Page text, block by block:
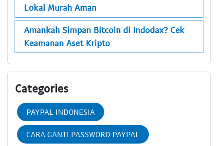
Lokal Murah Aman
Amankah Simpan Bitcoin di Indodax? Cek
Keamanan Aset Kripto
Categories
PAYPAL INDONESIA
CARA GANTI PASSWORD PAYPAL